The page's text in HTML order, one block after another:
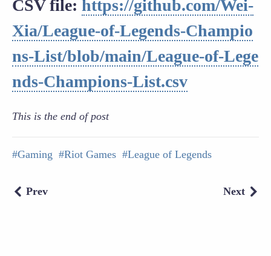
CSV file: https://github.com/Wei-
Xia/League-of-Legends-Champio
ns-List/blob/main/League-of-Lege
nds-Champions-List.csv
This is the end of post
Gaming Riot Games League of Legends
Prev Next